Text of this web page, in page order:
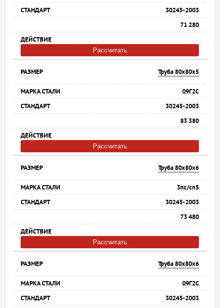
30245-2003
71 280
Рассчитать
Труба 80х80х5
09Г2С
30245-2003
83 380
Рассчитать
Труба 80х80х6
3пс/сп5
30245-2003
73 480
Рассчитать
Труба 80х80х6
09Г2С
30245-2003